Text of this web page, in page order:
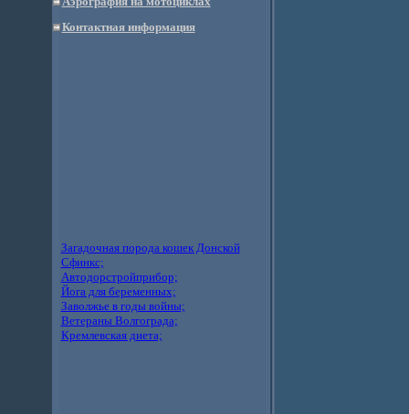
Контактная информация
Загадочная порода кошек Донской
Сфинкс;
Автодорстройприбор;
Йога для беременных;
Заволжье в годы войны;
Ветераны Волгограда;
Кремлевская диета;